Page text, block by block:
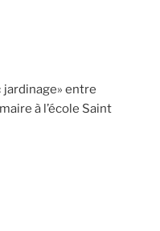
jardinage» entre
à l’école Saint